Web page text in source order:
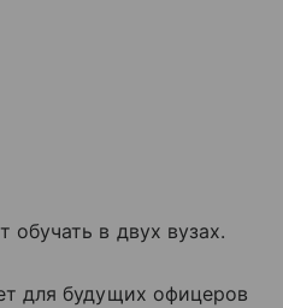
в двух вузах.
для будущих офицеров